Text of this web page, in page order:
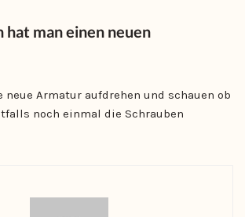
hat man einen neuen
neue Armatur aufdrehen und schauen ob
noch einmal die Schrauben